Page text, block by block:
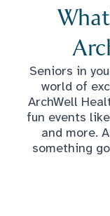
Seniors in
world of
ArchWell
fun events
and more.
something